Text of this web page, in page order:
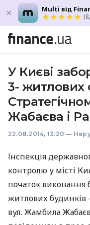
Multi від
У Києві
3- житлових
Жабаєва і
22.08.2014, 13:20 —
Інспекція
контролю у місті
початок виконання
житлових будинків
вул. Жамбила